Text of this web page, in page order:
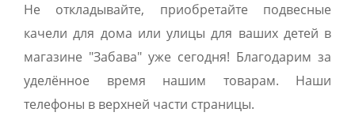
Не откладывайте, приобретайте подвесные
качели для дома или улицы для ваших детей в
магазине "Забава" уже сегодня! Благодарим за
уделённое время нашим товарам. Наши
телефоны в верхней части страницы.